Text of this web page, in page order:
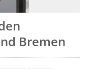
Bremen